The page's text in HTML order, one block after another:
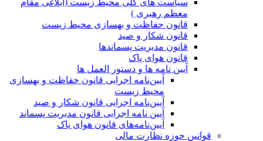
ﺳﯿﺎﺳﺖ ﻫﺎی ﮐﻠﯽ ﻣﺤﯿﻂ زﯾﺴﺖ (ابلاغی مقام
معظم رهبری )
قانون حفاظت و بهسازی محیط زیست
قانون شکار و صید
قانون مدیریت پسماندها
قانون هوای پاک
آیین نامه ها و دستور العمل ها
آیین‌نامه اجرایی قانون حفاظت و بهسازی
محیط زیست
آیین‌نامه اجرایی قانون شکار و صید
آیین نامه اجرایی قانون مدیریت پسماند
آیین‌نامه‌های قانون هوای پاک
قوانین حوزه نظارت مالی